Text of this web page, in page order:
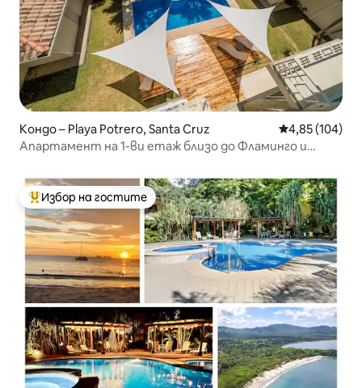
Кондо – Playa Potrero, Santa Cruz Средна
4,85 (104)
Апартамент на 1-ви етаж близо до Фламинго и
Най-популярен избор на гостите
Избор на гостите